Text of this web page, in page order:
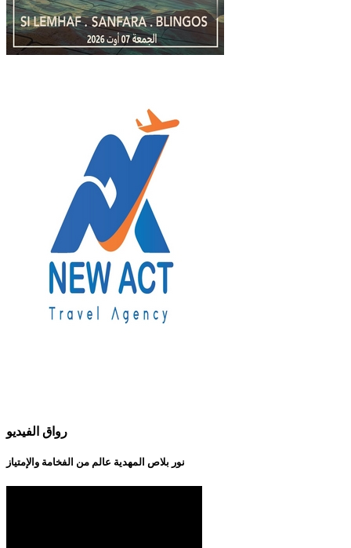
رواق الفيديو
نور بلاص المهدية عالم من الفخامة والإمتياز